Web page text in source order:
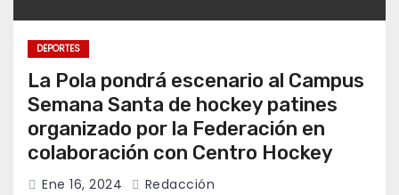
DEPORTES
La Pola pondrá escenario al Campus
Semana Santa de hockey patines
organizado por la Federación en
colaboración con Centro Hockey
Ene 16, 2024 Redacción